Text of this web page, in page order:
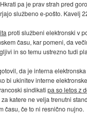
pa je prav strah pred
službeno e-pošto. Kavelj
proti službeni elektronski v
času, kar pomeni, da
in so temu ustrezno tudi
da je interna
bi ukinitev interne
sindikati pa so letos z
katere ne velja trenutni
času, če to ni resnično nujno.